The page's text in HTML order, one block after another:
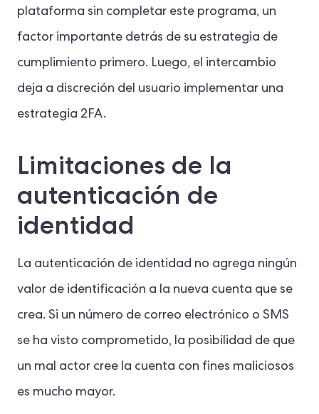
plataforma sin completar este programa, un
factor importante detrás de su estrategia de
cumplimiento primero. Luego, el intercambio
deja a discreción del usuario implementar una
estrategia 2FA.
Limitaciones de la
autenticación de
identidad
La autenticación de identidad no agrega ningún
valor de identificación a la nueva cuenta que se
crea. Si un número de correo electrónico o SMS
se ha visto comprometido, la posibilidad de que
un mal actor cree la cuenta con fines maliciosos
es mucho mayor.